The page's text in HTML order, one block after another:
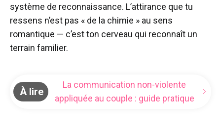
système de reconnaissance. L’attirance que tu
ressens n’est pas « de la chimie » au sens
romantique — c’est ton cerveau qui reconnaît un
terrain familier.
À lire
La communication non-violente
appliquée au couple : guide pratique